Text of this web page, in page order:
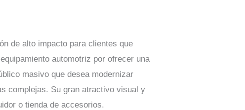
de alto impacto para clientes que
automotriz por ofrecer una
masivo que desea modernizar
complejas. Su gran atractivo visual y
o tienda de accesorios.